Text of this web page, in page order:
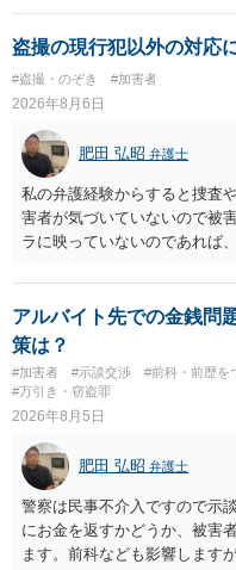
の程度だと聞いているのかと
相談を受けられたうえで対処
一般論でいえば、任意取り調
り調べ内容を録音することは
盗撮の現行犯以外の対応
#盗撮・のぞき #加害者
2026年8月6日
肥田 弘昭 弁護士
私の弁護経験からすると捜査
害者が気づいていないので被
ラに映っていないのであれば
座る女性を盗撮(全体像写真1
着や胸など強調したものでは
も捜査段階では性的姿態等撮
が私の弁護経験では多くなっ
都道府県の迷惑防止条例違反
とをお勧めいたします。ご参
アルバイト先での金銭問
策は？
#加害者 #示談交渉 #前科・前歴を
#万引き・窃盗罪
2026年8月5日
肥田 弘昭 弁護士
警察は民事不介入ですので示
にお金を返すかどうか、被害
ます。前科なども影響します